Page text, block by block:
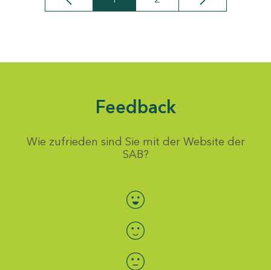
Seite Seite
Feedback
Wie zufrieden sind Sie mit der Website der
SAB?
Bewertung auswählen